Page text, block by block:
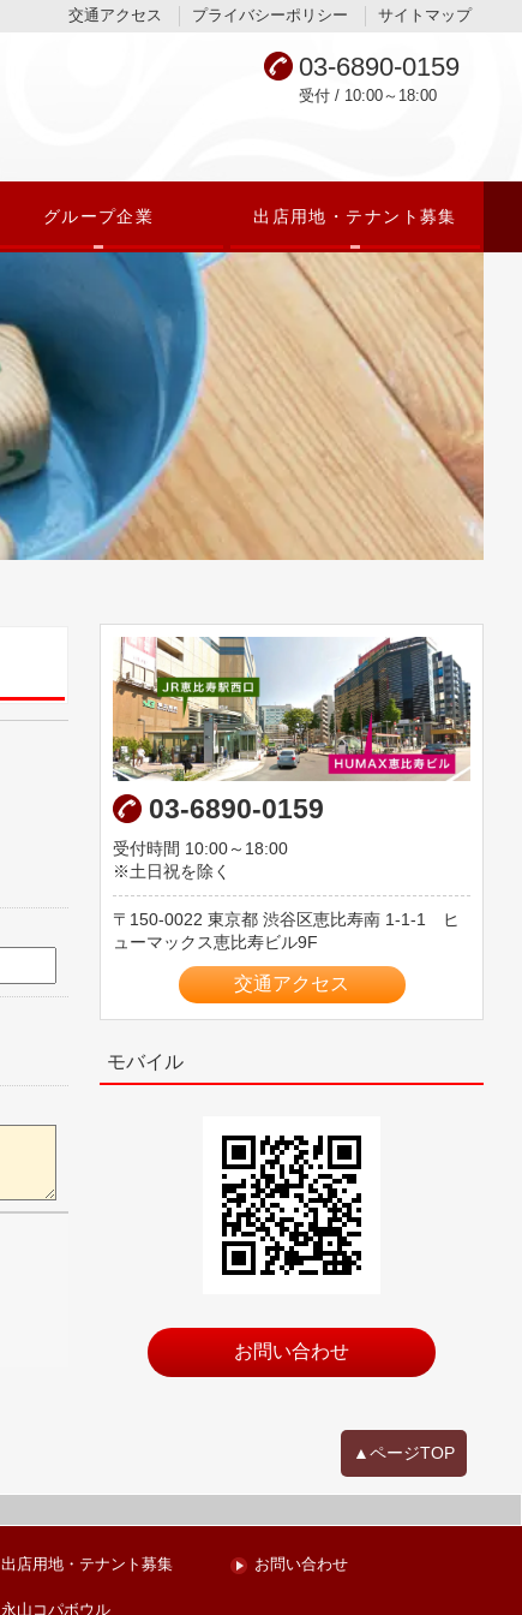
交通アクセス プライバシーポリシー サイトマップ
03-6890-0159
受付 / 10:00～18:00
グループ企業 出店用地・テナント募集
03-6890-0159
受付時間 10:00～18:00
※土日祝を除く
150-0022 東京都 渋谷区恵比寿南 1-1-1 ヒ
ューマックス恵比寿ビル9F
交通アクセス
モバイル
お問い合わせ
▲ページTOP
出店用地・テナント募集 お問い合わせ
永山コパボウル